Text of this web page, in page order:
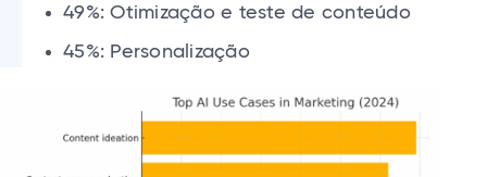
49%: Otimização e teste de conteúdo
45%: Personalização